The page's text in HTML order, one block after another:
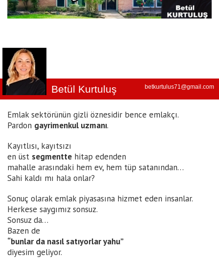
Betül Kurtuluş betkurtulus71@gmail.com
Emlak sektörünün gizli öznesidir bence emlakçı.
Pardon gayrimenkul uzmanı.
Kayıtlısı, kayıtsızı
en üst segmentte hitap edenden
mahalle arasındaki hem ev, hem tüp satanından…
Sahi kaldı mı hala onlar?
Sonuç olarak emlak piyasasına hizmet eden insanlar.
Herkese saygımız sonsuz.
Sonsuz da…
Bazen de
“bunlar da nasıl satıyorlar yahu”
diyesim geliyor.